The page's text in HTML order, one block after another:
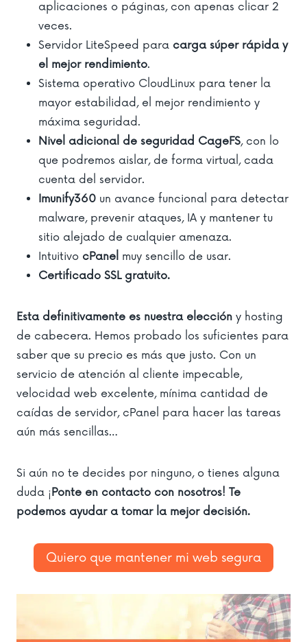
aplicaciones o páginas, con apenas clicar 2
veces.
Servidor LiteSpeed para carga súper rápida y
el mejor rendimiento.
Sistema operativo CloudLinux para tener la
mayor estabilidad, el mejor rendimiento y
máxima seguridad.
Nivel adicional de seguridad CageFS, con lo
que podremos aislar, de forma virtual, cada
cuenta del servidor.
Imunify360 un avance funcional para detectar
malware, prevenir ataques, IA y mantener tu
sitio alejado de cualquier amenaza.
Intuitivo cPanel muy sencillo de usar.
Certificado SSL gratuito.
Esta definitivamente es nuestra elección y hosting
de cabecera. Hemos probado los suficientes para
saber que su precio es más que justo. Con un
servicio de atención al cliente impecable,
velocidad web excelente, mínima cantidad de
caídas de servidor, cPanel para hacer las tareas
aún más sencillas…
Si aún no te decides por ninguno, o tienes alguna
duda ¡Ponte en contacto con nosotros! Te
podemos ayudar a tomar la mejor decisión.
Quiero que mantener mi web segura